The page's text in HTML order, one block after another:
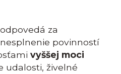
za
povinností
vyššej moci
udalosti, živelné